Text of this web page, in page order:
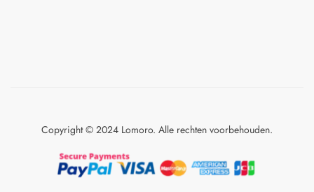
Copyright © 2024 Lomoro. Alle rechten voorbehouden.